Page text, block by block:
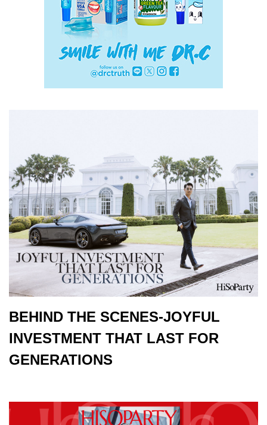
BEHIND THE SCENES-JOYFUL
INVESTMENT THAT LAST FOR
GENERATIONS